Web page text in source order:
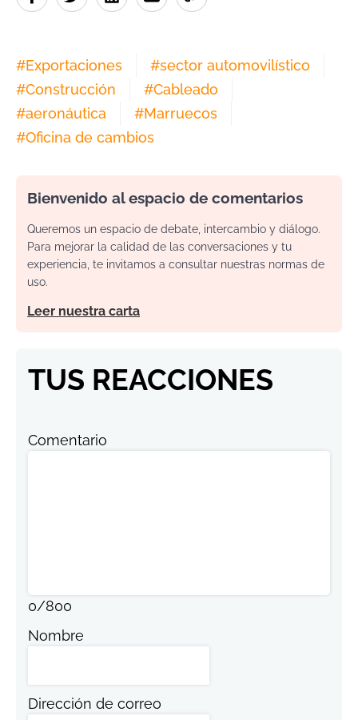
#Exportaciones #sector automovilístico
#Construcción #Cableado
#aeronáutica #Marruecos
#Oficina de cambios
Bienvenido al espacio de comentarios
Queremos un espacio de debate, intercambio y diálogo.
Para mejorar la calidad de las conversaciones y tu
experiencia, te invitamos a consultar nuestras normas de
uso.
Leer nuestra carta
TUS REACCIONES
Comentario
0/800
Nombre
Dirección de correo